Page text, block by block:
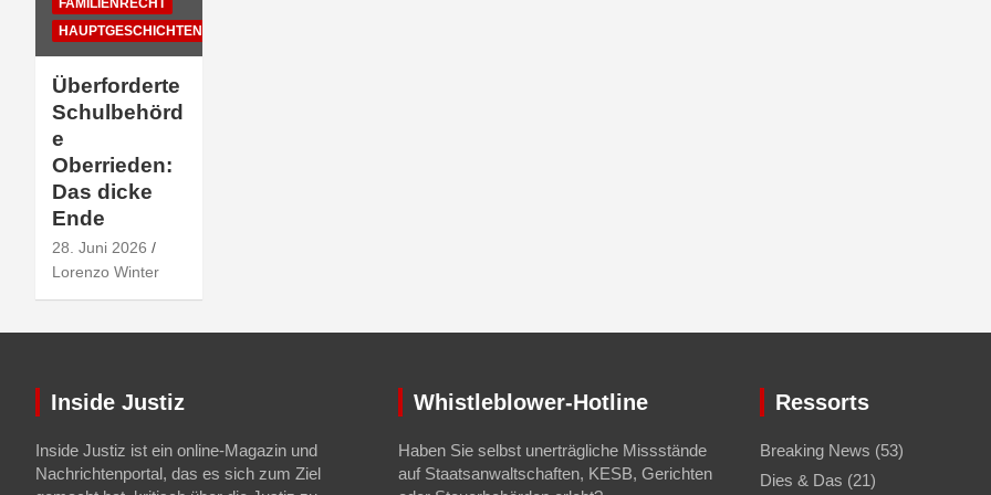
HAUPTGESCHICHTEN
Überforderte
Schulbehörd
e
Oberrieden:
Das dicke
Ende
28. Juni 2026
Lorenzo Winter
Inside Justiz
Inside Justiz ist ein online-Magazin und
Nachrichtenportal, das es sich zum Ziel
Whistleblower-Hotline
Haben Sie selbst unerträgliche Missstände
auf Staatsanwaltschaften, KESB, Gerichten
Ressorts
Breaking News (53)
Dies & Das (21)